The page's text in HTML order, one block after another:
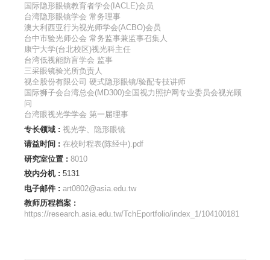
国际隐形眼镜教育者学会(IACLE)会员
台湾隐形眼镜学会 常务理事
澳大利西亚行为视光师学会(ACBO)会员
台中市验光师公会 常务监事兼监事召集人
康宁大学(台北校区)视光科主任
台湾低视能防盲学会 监事
三采眼镜验光所负责人
视全股份有限公司 硬式隐形眼镜/验配专技讲师
国际狮子会台湾总会(MD300)全国视力照护网专业委员会视光顾
问
台湾眼视光学学会 第一届理事
专长领域 : 视光学、隐形眼镜
请益时间 : 在校时程表(陈经中).pdf
研究室位置 : 8010
校内分机 : 5131
电子邮件 : art0802@asia.edu.tw
教师历程档案 :
https://research.asia.edu.tw/TchEportfolio/index_1/104100181